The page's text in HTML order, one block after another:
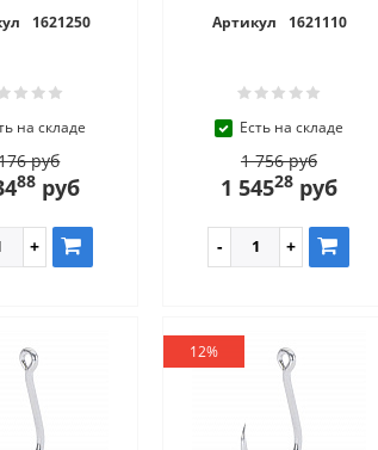
1621250
на складе
руб
88 руб
Артикул 1621110
Есть на складе
1 756 руб
1 54528руб
12%